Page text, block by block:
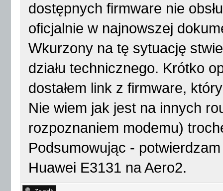
dostępnych firmware nie
oficjalnie w najnowszej
Wkurzony na tę sytuację
działu technicznego. Krótko
dostałem link z firmware,
Nie wiem jak jest na innych
rozpoznaniem modemu)
Podsumowując -
Huawei E3131 na Aero2.